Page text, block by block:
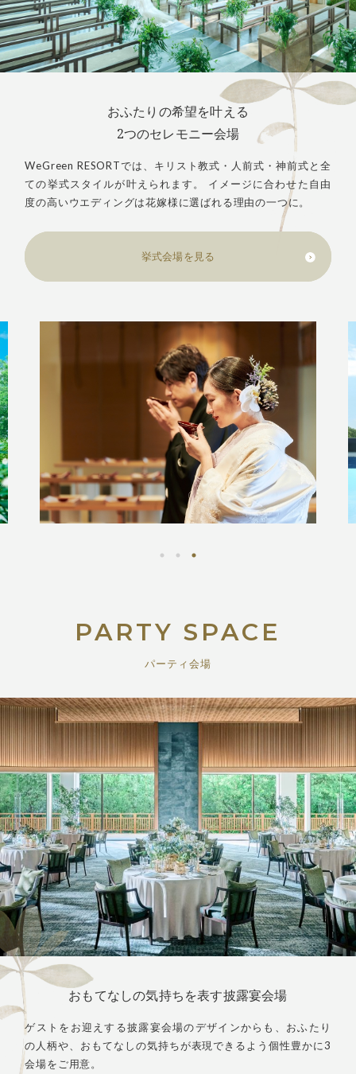
おふたりの希望を叶える
2つのセレモニー会場
WeGreen RESORTでは、キリスト教式・人前式・神前式と全
ての挙式スタイルが叶えられます。 イメージに合わせた自由
度の高いウエディングは花嫁様に選ばれる理由の一つに。
挙式会場を見る
PARTY SPACE
パーティ会場
おもてなしの気持ちを表す披露宴会場
ゲストをお迎えする披露宴会場のデザインからも、おふたり
の人柄や、おもてなしの気持ちが表現できるよう個性豊かに3
会場をご用意。